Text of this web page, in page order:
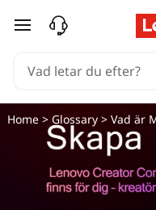
hoppa vidare till
Home> Glossary> Vad är